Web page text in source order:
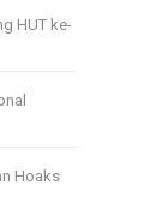
HUT ke-
Hoaks